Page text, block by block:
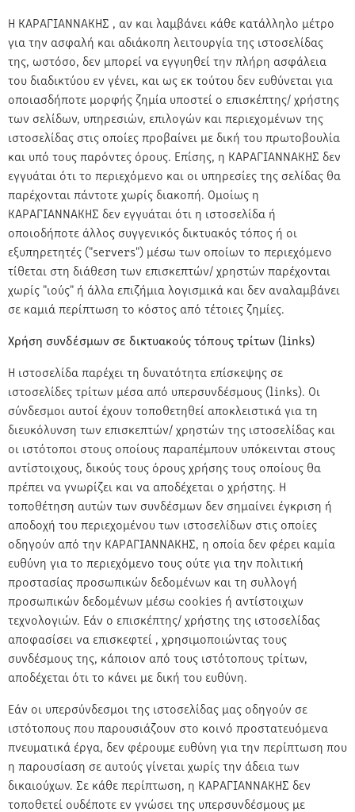
Η ΚΑΡΑΓΙΑΝΝΑΚΗΣ , αν και λαμβάνει κάθε κατάλληλο μέτρο
για την ασφαλή και αδιάκοπη λειτουργία της ιστοσελίδας
της, ωστόσο, δεν μπορεί να εγγυηθεί την πλήρη ασφάλεια
του διαδικτύου εν γένει, και ως εκ τούτου δεν ευθύνεται για
οποιασδήποτε μορφής ζημία υποστεί ο επισκέπτης/ χρήστης
των σελίδων, υπηρεσιών, επιλογών και περιεχομένων της
ιστοσελίδας στις οποίες προβαίνει με δική του πρωτοβουλία
και υπό τους παρόντες όρους. Επίσης, η ΚΑΡΑΓΙΑΝΝΑΚΗΣ δεν
εγγυάται ότι το περιεχόμενο και οι υπηρεσίες της σελίδας θα
παρέχονται πάντοτε χωρίς διακοπή. Ομοίως η
ΚΑΡΑΓΙΑΝΝΑΚΗΣ δεν εγγυάται ότι η ιστοσελίδα ή
οποιοδήποτε άλλος συγγενικός δικτυακός τόπος ή οι
εξυπηρετητές ("servers") μέσω των οποίων το περιεχόμενο
τίθεται στη διάθεση των επισκεπτών/ χρηστών παρέχονται
χωρίς "ιούς" ή άλλα επιζήμια λογισμικά και δεν αναλαμβάνει
σε καμιά περίπτωση το κόστος από τέτοιες ζημίες.
Χρήση συνδέσμων σε δικτυακούς τόπους τρίτων (links)
Η ιστοσελίδα παρέχει τη δυνατότητα επίσκεψης σε
ιστοσελίδες τρίτων μέσα από υπερσυνδέσμους (links). Οι
σύνδεσμοι αυτοί έχουν τοποθετηθεί αποκλειστικά για τη
διευκόλυνση των επισκεπτών/ χρηστών της ιστοσελίδας και
οι ιστότοποι στους οποίους παραπέμπουν υπόκεινται στους
αντίστοιχους, δικούς τους όρους χρήσης τους οποίους θα
πρέπει να γνωρίζει και να αποδέχεται ο χρήστης. Η
τοποθέτηση αυτών των συνδέσμων δεν σημαίνει έγκριση ή
αποδοχή του περιεχομένου των ιστοσελίδων στις οποίες
οδηγούν από την ΚΑΡΑΓΙΑΝΝΑΚΗΣ, η οποία δεν φέρει καμία
ευθύνη για το περιεχόμενο τους ούτε για την πολιτική
προστασίας προσωπικών δεδομένων και τη συλλογή
προσωπικών δεδομένων μέσω cookies ή αντίστοιχων
τεχνολογιών. Εάν ο επισκέπτης/ χρήστης της ιστοσελίδας
αποφασίσει να επισκεφτεί , χρησιμοποιώντας τους
συνδέσμους της, κάποιον από τους ιστότοπους τρίτων,
αποδέχεται ότι το κάνει με δική του ευθύνη.
Εάν οι υπερσύνδεσμοι της ιστοσελίδας μας οδηγούν σε
ιστότοπους που παρουσιάζουν στο κοινό προστατευόμενα
πνευματικά έργα, δεν φέρουμε ευθύνη για την περίπτωση που
η παρουσίαση σε αυτούς γίνεται χωρίς την άδεια των
δικαιούχων. Σε κάθε περίπτωση, η ΚΑΡΑΓΙΑΝΝΑΚΗΣ δεν
τοποθετεί ουδέποτε εν γνώσει της υπερσυνδέσμους με